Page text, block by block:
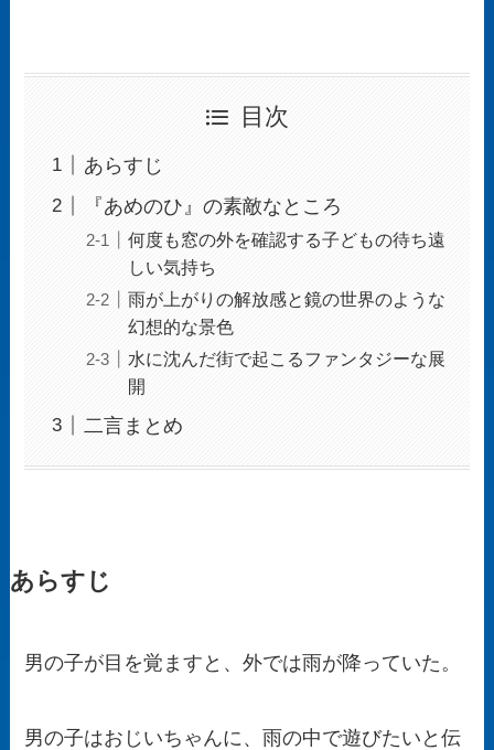
目次
あらすじ
『あめのひ』の素敵なところ
何度も窓の外を確認する子どもの待ち遠
しい気持ち
雨が上がりの解放感と鏡の世界のような
幻想的な景色
水に沈んだ街で起こるファンタジーな展
開
二言まとめ
あらすじ
男の子が目を覚ますと、外では雨が降っていた。
男の子はおじいちゃんに、雨の中で遊びたいと伝